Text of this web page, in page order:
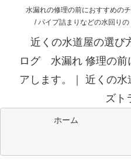
水漏れの修理の前におすすめの
/ パイプ詰まりなどの水回り
近くの水道屋の選び
ログ 水漏れ 修理の前
アします。｜ 近くの水
ズト
ホーム